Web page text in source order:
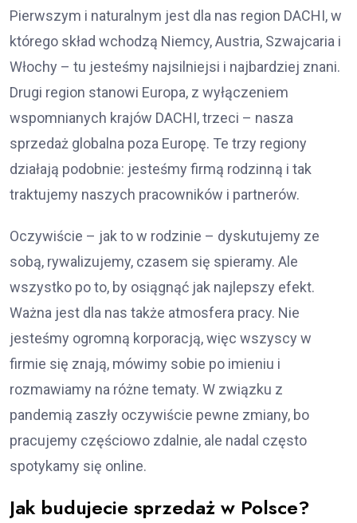
Pierwszym i naturalnym jest dla nas region DACHI, w
którego skład wchodzą Niemcy, Austria, Szwajcaria i
Włochy – tu jesteśmy najsilniejsi i najbardziej znani.
Drugi region stanowi Europa, z wyłączeniem
wspomnianych krajów DACHI, trzeci – nasza
sprzedaż globalna poza Europę. Te trzy regiony
działają podobnie: jesteśmy firmą rodzinną i tak
traktujemy naszych pracowników i partnerów.
Oczywiście – jak to w rodzinie – dyskutujemy ze
sobą, rywalizujemy, czasem się spieramy. Ale
wszystko po to, by osiągnąć jak najlepszy efekt.
Ważna jest dla nas także atmosfera pracy. Nie
jesteśmy ogromną korporacją, więc wszyscy w
firmie się znają, mówimy sobie po imieniu i
rozmawiamy na różne tematy. W związku z
pandemią zaszły oczywiście pewne zmiany, bo
pracujemy częściowo zdalnie, ale nadal często
spotykamy się online.
Jak budujecie sprzedaż w Polsce?